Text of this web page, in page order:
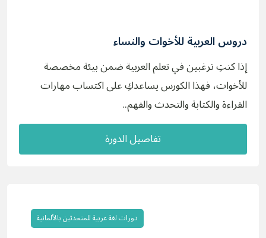
دروس العربية للأخوات والنساء
إذا كنتِ ترغبين في تعلم العربية ضمن بيئة مخصصة
للأخوات، فهذا الكورس يساعدكِ على اكتساب مهارات
القراءة والكتابة والتحدث والفهم..
تفاصيل الدورة
دورات لغة عربية للمتحدثين بالألمانية